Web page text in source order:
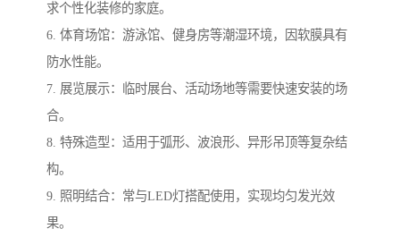
求个性化装修的家庭。
6. 体育场馆：游泳馆、健身房等潮湿环境，因软膜具有
防水性能。
7. 展览展示：临时展台、活动场地等需要快速安装的场
合。
8. 特殊造型：适用于弧形、波浪形、异形吊顶等复杂结
构。
9. 照明结合：常与LED灯搭配使用，实现均匀发光效
果。